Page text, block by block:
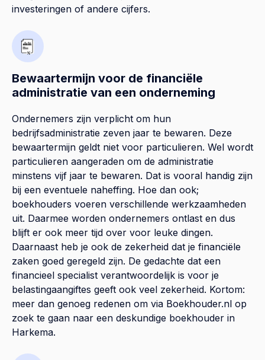
investeringen of andere cijfers.
Bewaartermijn voor de financiële
administratie van een onderneming
Ondernemers zijn verplicht om hun
bedrijfsadministratie zeven jaar te bewaren. Deze
bewaartermijn geldt niet voor particulieren. Wel wordt
particulieren aangeraden om de administratie
minstens vijf jaar te bewaren. Dat is vooral handig zijn
bij een eventuele naheffing. Hoe dan ook;
boekhouders voeren verschillende werkzaamheden
uit. Daarmee worden ondernemers ontlast en dus
blijft er ook meer tijd over voor leuke dingen.
Daarnaast heb je ook de zekerheid dat je financiële
zaken goed geregeld zijn. De gedachte dat een
financieel specialist verantwoordelijk is voor je
belastingaangiftes geeft ook veel zekerheid. Kortom:
meer dan genoeg redenen om via Boekhouder.nl op
zoek te gaan naar een deskundige boekhouder in
Harkema.